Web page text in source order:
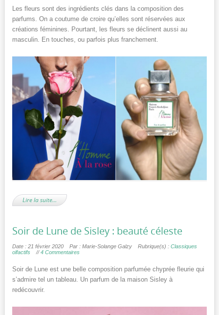
Les fleurs sont des ingrédients clés dans la composition des
parfums. On a coutume de croire qu’elles sont réservées aux
créations féminines. Pourtant, les fleurs se déclinent aussi au
masculin. En touches, ou parfois plus franchement.
Lire la suite…
Soir de Lune de Sisley : beauté céleste
Date : 21 février 2020 Par : Marie-Solange Galzy Rubrique(s) : Classiques
olfactifs
//4 Commentaires
Soir de Lune est une belle composition parfumée chyprée fleurie qui
s’admire tel un tableau. Un parfum de la maison Sisley à
redécouvrir.